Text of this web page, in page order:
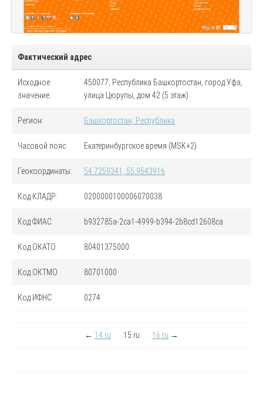
Фактический адрес
Исходное
значение:
450077, Республика Башкортостан, город Уфа,
улица Цюрупы, дом 42 (5 этаж)
Регион: Башкортостан, Республика
Часовой пояс: Екатеринбургское время (MSK+2)
Геокоординаты: 54.7259341, 55.9543916
Код КЛАДР: 0200000100006070038
КодФИАС: b932785a-2ca1-4999-b394-2b8cd12608ca
Код ОКАТО: 80401375000
Код ОКТМО: 80701000
Код ИФНС: 0274
← 14.ru 15.ru 16.ru →